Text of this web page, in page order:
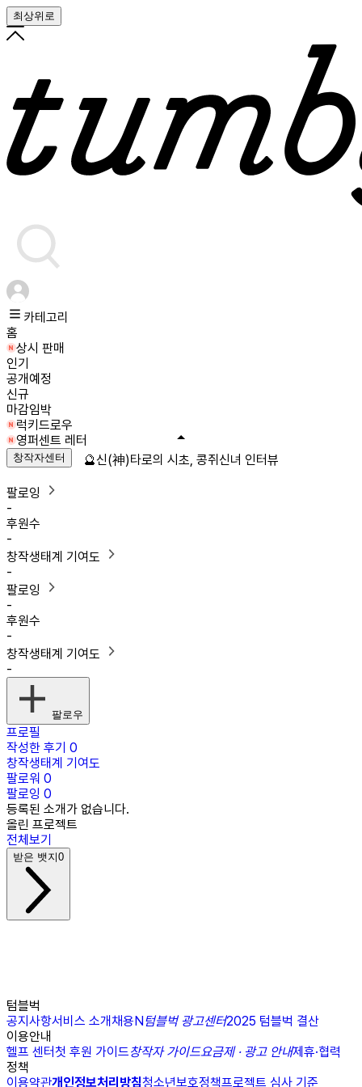
최상위로
카테고리
홈
상시 판매
인기
공개예정
신규
마감임박
럭키드로우
영퍼센트 레터
창작자센터
팔로잉
-
후원수
-
창작생태계 기여도
-
팔로잉
-
후원수
-
창작생태계 기여도
-
팔로우
프로필
작성한 후기 0
창작생태계 기여도
팔로워 0
팔로잉 0
등록된 소개가 없습니다.
올린 프로젝트
전체보기
받은 뱃지0
텀블벅
공지사항서비스 소개채용N텀블벅 광고센터2025 텀블벅 결산
이용안내
헬프 센터첫 후원 가이드창작자 가이드요금제 · 광고 안내제휴·협력
정책
이용약관개인정보처리방침청소년보호정책프로젝트 심사 기준
🔮신(神)타로의 시초, 콩쥐신녀 인터뷰